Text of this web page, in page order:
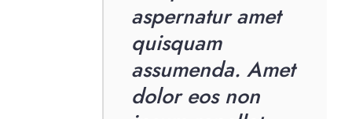
aspernatur amet
quisquam
assumenda. Amet
dolor eos non